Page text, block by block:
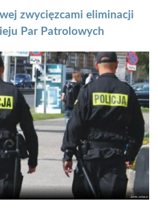
zwycięzcami eliminacji
Par Patrolowych